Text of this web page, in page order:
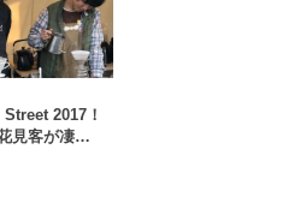
2017！
見客が凄…